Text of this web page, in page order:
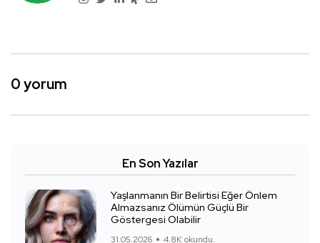
0 yorum
En Son Yazılar
Yaşlanmanın Bir Belirtisi Eğer Önlem
Almazsanız Ölümün Güçlü Bir
Göstergesi Olabilir
31.05.2026 4.8K okundu.